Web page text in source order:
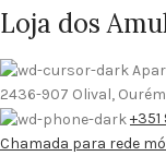
Loja dos
2436-907 Olival, Ourém
+351
Chamada para rede